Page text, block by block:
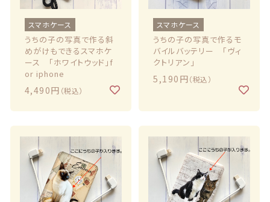
スマホケース
うちの子の写真で作る斜
めがけもできるスマホケ
ース 「ホワイトウッド」f
or iphone
4,490円 （税込）
スマホケース
うちの子の写真で作るモ
バイルバッテリー 「ヴィ
クトリアン」
5,190円（税込）